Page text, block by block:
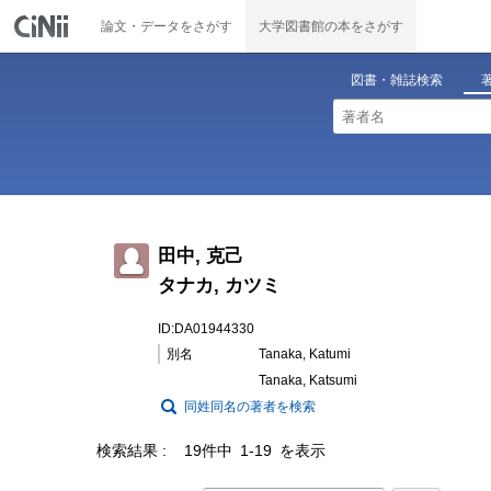
論文・データをさがす 大学図書館の本をさがす
図書・雑誌検索
田中, 克己
タナカ, カツミ
ID:DA01944330
別名
Tanaka, Katumi
Tanaka, Katsumi
同姓同名の著者を検索
検索結果 19件中 1-19 を表示